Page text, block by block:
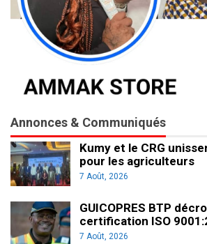
Annonces & Communiqués
Kumy et le CRG
pour les agriculteurs
7 Août, 2026
GUICOPRES BTP
certification ISO
7 Août, 2026